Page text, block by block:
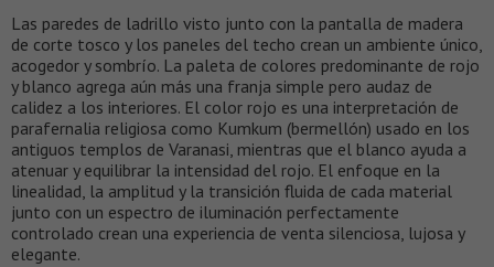
Las paredes de ladrillo visto junto con la pantalla de madera
de corte tosco y los paneles del techo crean un ambiente único,
acogedor y sombrío. La paleta de colores predominante de rojo
y blanco agrega aún más una franja simple pero audaz de
calidez a los interiores. El color rojo es una interpretación de
parafernalia religiosa como Kumkum (bermellón) usado en los
antiguos templos de Varanasi, mientras que el blanco ayuda a
atenuar y equilibrar la intensidad del rojo. El enfoque en la
linealidad, la amplitud y la transición fluida de cada material
junto con un espectro de iluminación perfectamente
controlado crean una experiencia de venta silenciosa, lujosa y
elegante.